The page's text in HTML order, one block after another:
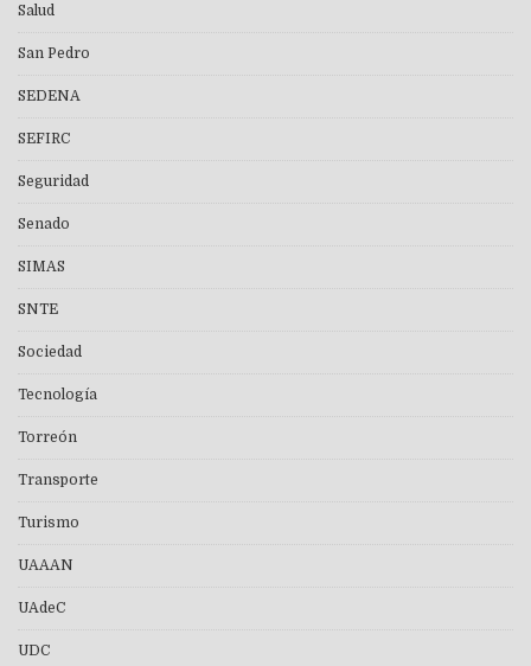
Salud
San Pedro
SEDENA
SEFIRC
Seguridad
Senado
SIMAS
SNTE
Sociedad
Tecnología
Torreón
Transporte
Turismo
UAAAN
UAdeC
UDC